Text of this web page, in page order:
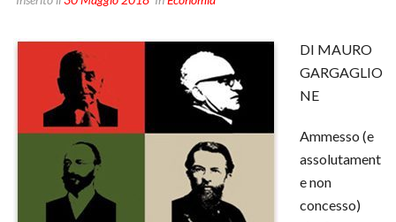
DI MAURO
GARGAGLIO
NE
Ammesso (e
assolutament
e non
concesso)